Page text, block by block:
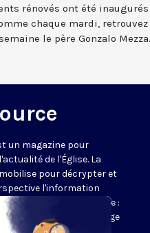
rénovés ont été
chaque mardi,
le père Gonzalo Mezza.
un magazine pour
de l'Église. La
pour décrypter et
l'information
semaine. Au programme :
de presse, décryptage